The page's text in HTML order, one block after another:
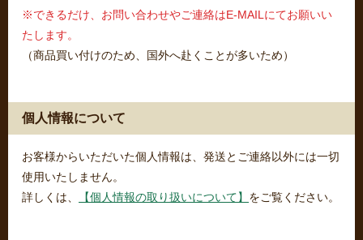
※できるだけ、お問い合わせやご連絡はE-MAILにてお願いい
たします。
（商品買い付けのため、国外へ赴くことが多いため）
個人情報について
お客様からいただいた個人情報は、発送とご連絡以外には一切
使用いたしません。
詳しくは、
【個人情報の取り扱いについて】 をご覧ください。